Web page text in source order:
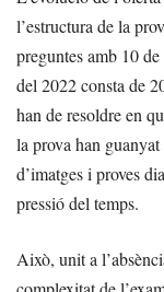
l’estructura de la
preguntes amb 10
del 2022 consta de
han de resoldre en
la prova han
d’imatges i proves
pressió del temps.
Això, unit a